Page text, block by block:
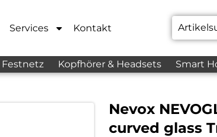
Services Kontakt
Festnetz Kopfhörer & Headsets Smart
Nevox
curved glass